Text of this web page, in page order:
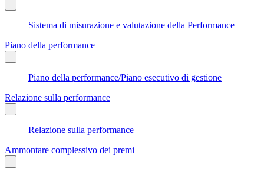
Sistema di misurazione e valutazione della Performance
Piano della performance
Piano della performance/Piano esecutivo di gestione
Relazione sulla performance
Relazione sulla performance
Ammontare complessivo dei premi